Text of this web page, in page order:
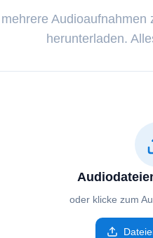
herunterladen.
oder klicke zum